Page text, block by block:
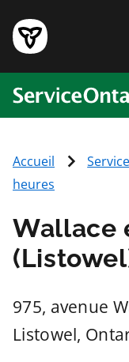
Accueil
heures
Wallace
975, avenue
Listowel,